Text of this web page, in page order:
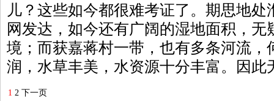
儿？这些如今都很难考证了。期思地
网发达，如今还有广阔的湿地面积，无
境；而获嘉蒋村一带，也有多条河流，
润，水草丰美，水资源十分丰富。因此
1 2 下一页